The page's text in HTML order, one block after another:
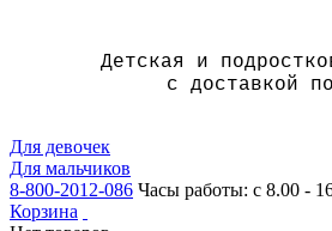
Детская и
с доставкой
Для девочек
Для мальчиков
8-800-2012-086 Часы работы: с 8.00 -
Корзина